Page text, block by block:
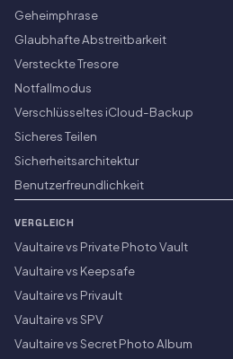
Geheimphrase
Glaubhafte Abstreitbarkeit
Versteckte Tresore
Notfallmodus
Verschlüsseltes iCloud-Backup
Sicheres Teilen
Sicherheitsarchitektur
Benutzerfreundlichkeit
VERGLEICH
Vaultaire vs Private Photo Vault
Vaultaire vs Keepsafe
Vaultaire vs Privault
Vaultaire vs SPV
Vaultaire vs Secret Photo Album